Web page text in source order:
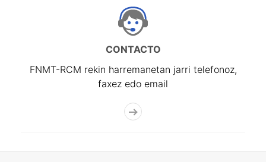
CONTACTO
FNMT-RCM rekin harremanetan jarri telefonoz,
faxez edo email